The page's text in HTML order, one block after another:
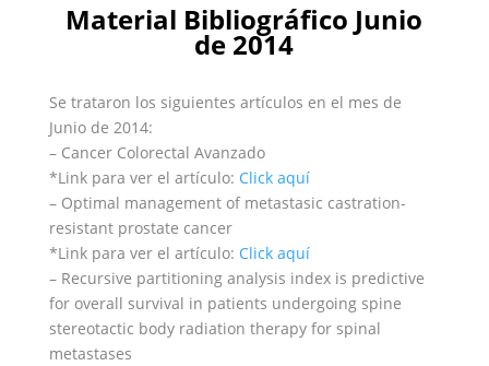
Material Bibliográfico Junio
de 2014
Se trataron los siguientes artículos en el mes de
Junio de 2014:
– Cancer Colorectal Avanzado
*Link para ver el artículo: Click aquí
– Optimal management of metastasic castration-
resistant prostate cancer
*Link para ver el artículo: Click aquí
– Recursive partitioning analysis index is predictive
for overall survival in patients undergoing spine
stereotactic body radiation therapy for spinal
metastases